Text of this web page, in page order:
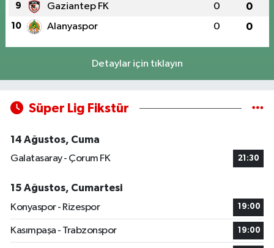
9 Gaziantep FK 0 0
10 Alanyaspor 0 0
Detaylar için tıklayın
Süper Lig Fikstür
14 Ağustos, Cuma
Galatasaray - Çorum FK
21:30
15 Ağustos, Cumartesi
Konyaspor - Rizespor
19:00
Kasımpaşa - Trabzonspor 19:00